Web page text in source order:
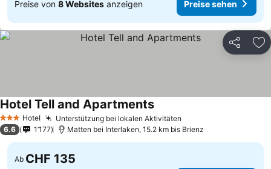
Preise von 8 Websites anzeigen Preise sehen
Teilen
3 SterneHotel Unterstützung bei lokalen Aktivitäten
Hotel Tell and Apartments
6.6 1’177 Matten bei Interlaken, 15.2 km bis Brienz
Ab CHF 135